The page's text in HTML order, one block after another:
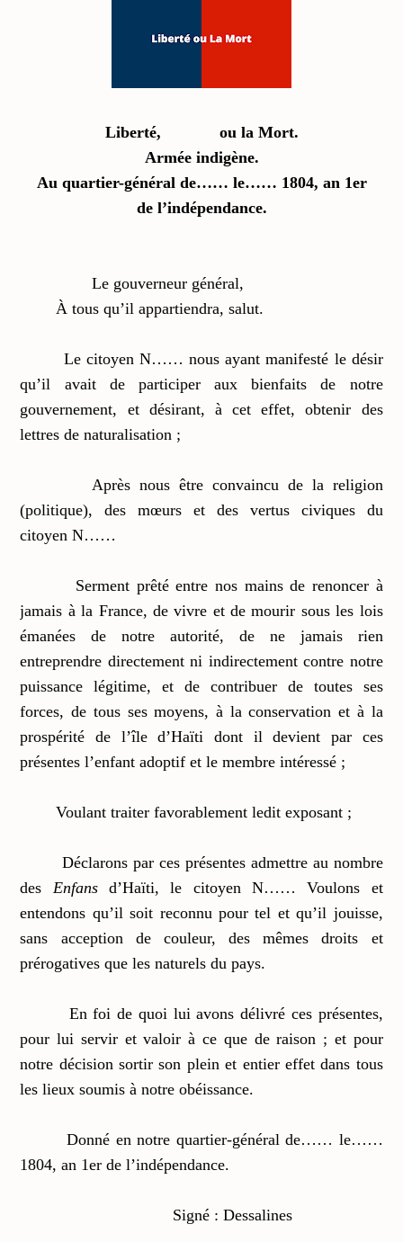
Liberté, ou la Mort.
Armée indigène.
Au quartier-général de…… le…… 1804, an 1er
de l’indépendance.
Le gouverneur général,
À tous qu’il appartiendra, salut.
Le citoyen N…… nous ayant manifesté le désir
qu’il avait de participer aux bienfaits de notre
gouvernement, et désirant, à cet effet, obtenir des
lettres de naturalisation ;
Après nous être convaincu de la religion
(politique), des mœurs et des vertus civiques du
citoyen N……
Serment prêté entre nos mains de renoncer à
jamais à la France, de vivre et de mourir sous les lois
émanées de notre autorité, de ne jamais rien
entreprendre directement ni indirectement contre notre
puissance légitime, et de contribuer de toutes ses
forces, de tous ses moyens, à la conservation et à la
prospérité de l’île d’Haïti dont il devient par ces
présentes l’enfant adoptif et le membre intéressé ;
Voulant traiter favorablement ledit exposant ;
Déclarons par ces présentes admettre au nombre
des Enfansd’Haïti, le citoyen N…… Voulons et
entendons qu’il soit reconnu pour tel et qu’il jouisse,
sans acception de couleur, des mêmes droits et
prérogatives que les naturels du pays.
En foi de quoi lui avons délivré ces présentes,
pour lui servir et valoir à ce que de raison ; et pour
notre décision sortir son plein et entier effet dans tous
les lieux soumis à notre obéissance.
Donné en notre quartier-général de…… le……
1804, an 1er de l’indépendance.
Signé : Dessalines